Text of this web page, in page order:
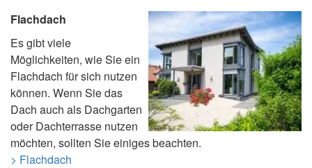
Flachdach
Es gibt viele
Möglichkeiten, wie Sie ein
Flachdach für sich nutzen
können. Wenn Sie das
Dach auch als Dachgarten
oder Dachterrasse nutzen
möchten, sollten Sie einiges beachten.
> Flachdach